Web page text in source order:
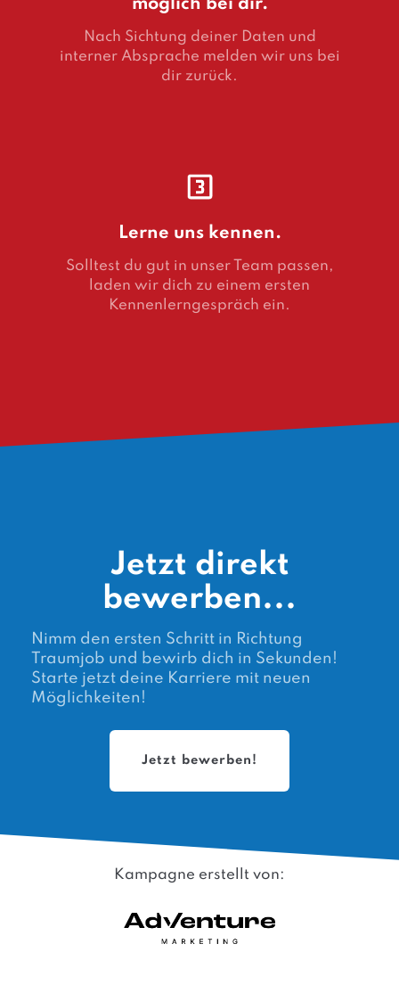
möglich bei dir.
Nach Sichtung deiner Daten und
interner Absprache melden wir uns bei
dir zurück.
Lerne uns kennen.
Solltest du gut in unser Team passen,
laden wir dich zu einem ersten
Kennenlerngespräch ein.
Jetzt direkt
bewerben...
Nimm den ersten Schritt in Richtung
Traumjob und bewirb dich in Sekunden!
Starte jetzt deine Karriere mit neuen
Möglichkeiten!
Jetzt bewerben!
Kampagne erstellt von: